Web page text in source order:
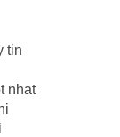
tin
nhat